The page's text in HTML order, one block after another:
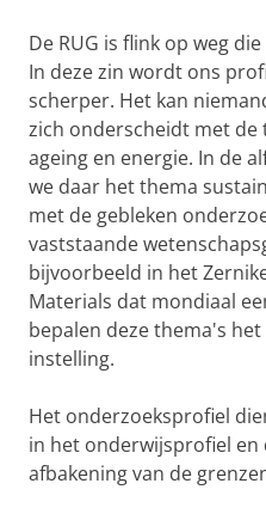
De RUG is flink op weg
In deze zin wordt ons
scherper. Het kan
zich onderscheidt met
ageing en energie. In de
we daar het thema
met de gebleken
vaststaande
bijvoorbeeld in het
Materials dat mondiaal
bepalen deze thema's
instelling.
Het onderzoeksprofiel
in het onderwijsprofiel en
afbakening van de